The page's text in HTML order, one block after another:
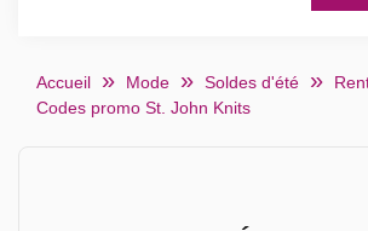
Accueil Mode Soldes d'été
Codes promo St. John Knits